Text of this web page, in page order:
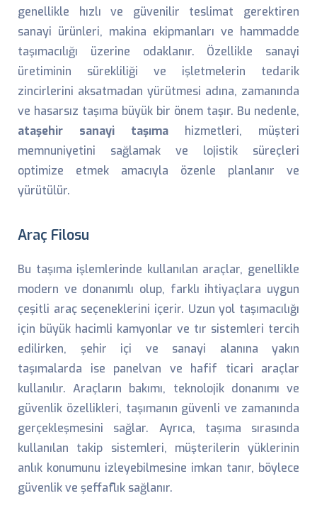
genellikle hızlı ve güvenilir teslimat gerektiren
sanayi ürünleri, makina ekipmanları ve hammadde
taşımacılığı üzerine odaklanır. Özellikle sanayi
üretiminin sürekliliği ve işletmelerin tedarik
zincirlerini aksatmadan yürütmesi adına, zamanında
ve hasarsız taşıma büyük bir önem taşır. Bu nedenle,
ataşehir sanayi taşıma hizmetleri, müşteri
memnuniyetini sağlamak ve lojistik süreçleri
optimize etmek amacıyla özenle planlanır ve
yürütülür.
Araç Filosu
Bu taşıma işlemlerinde kullanılan araçlar, genellikle
modern ve donanımlı olup, farklı ihtiyaçlara uygun
çeşitli araç seçeneklerini içerir. Uzun yol taşımacılığı
için büyük hacimli kamyonlar ve tır sistemleri tercih
edilirken, şehir içi ve sanayi alanına yakın
taşımalarda ise panelvan ve hafif ticari araçlar
kullanılır. Araçların bakımı, teknolojik donanımı ve
güvenlik özellikleri, taşımanın güvenli ve zamanında
gerçekleşmesini sağlar. Ayrıca, taşıma sırasında
kullanılan takip sistemleri, müşterilerin yüklerinin
anlık konumunu izleyebilmesine imkan tanır, böylece
güvenlik ve şeffaflık sağlanır.